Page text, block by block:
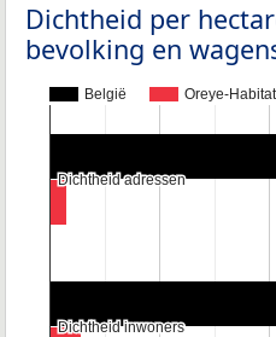
Dichtheid per
bevolking en
België Oreye-
Dichtheid adressen
Dichtheid adressen
Dichtheid inwoners
Dichtheid inwoners